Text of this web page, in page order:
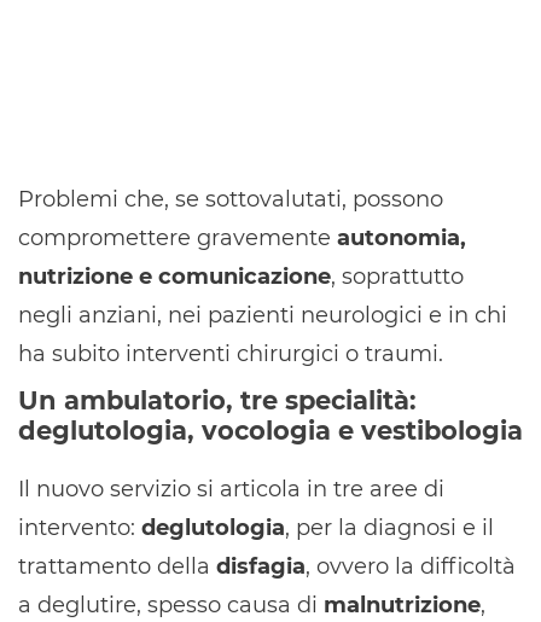
Problemi che, se sottovalutati, possono
compromettere gravemente autonomia,
nutrizione e comunicazione, soprattutto
negli anziani, nei pazienti neurologici e in chi
ha subito interventi chirurgici o traumi.
Un ambulatorio, tre specialità:
deglutologia, vocologia e vestibologia
Il nuovo servizio si articola in tre aree di
intervento: deglutologia, per la diagnosi e il
trattamento della disfagia, ovvero la difficoltà
a deglutire, spesso causa di malnutrizione,